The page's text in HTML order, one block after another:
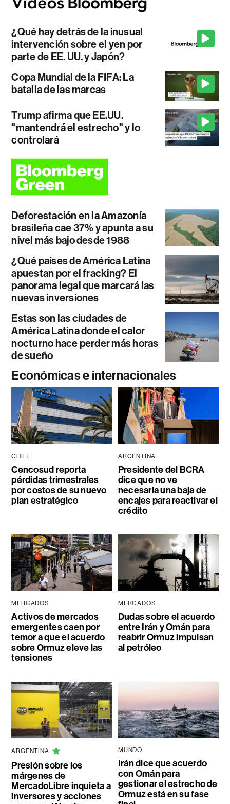
¿Qué hay detrás de la inusual
intervención sobre el yen por
parte de EE. UU. y Japón?
Copa Mundial de la FIFA: La
batalla de las marcas
Trump afirma que EE.UU.
"mantendrá el estrecho" y lo
controlará
Deforestación en la Amazonía
brasileña cae 37% y apunta a su
nivel más bajo desde 1988
¿Qué países de América Latina
apuestan por el fracking? El
panorama legal que marcará las
nuevas inversiones
Estas son las ciudades de
América Latina donde el calor
nocturno hace perder más horas
de sueño
Económicas e internacionales
CHILE
Cencosud reporta
pérdidas trimestrales
por costos de su nuevo
plan estratégico
ARGENTINA
Presidente del BCRA
dice que no ve
necesaria una baja de
encajes para reactivar el
crédito
MERCADOS
Activos de mercados
emergentes caen por
temor a que el acuerdo
sobre Ormuz eleve las
tensiones
MERCADOS
Dudas sobre el acuerdo
entre Irán y Omán para
reabrir Ormuz impulsan
al petróleo
ARGENTINA
Presión sobre los
márgenes de
MercadoLibre inquieta a
inversores y acciones
MUNDO
Irán dice que acuerdo
con Omán para
gestionar el estrecho de
Ormuz está en su fase